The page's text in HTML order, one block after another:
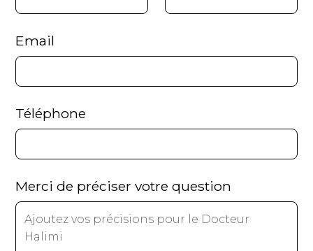
Email
Téléphone
Merci de préciser votre question